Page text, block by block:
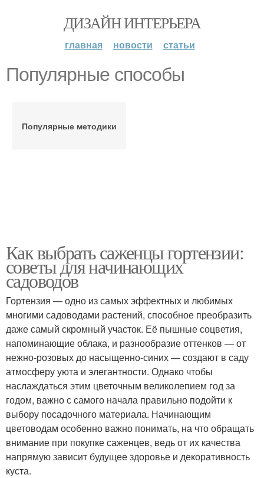
ДИЗАЙН ИНТЕРЬЕРА
главная новости статьи
Популярные способы
Популярные методики
Как выбрать саженцы гортензии:
советы для начинающих
садоводов
Гортензия — одно из самых эффектных и любимых
многими садоводами растений, способное преобразить
даже самый скромный участок. Её пышные соцветия,
напоминающие облака, и разнообразие оттенков — от
нежно-розовых до насыщенно-синих — создают в саду
атмосферу уюта и элегантности. Однако чтобы
наслаждаться этим цветочным великолепием год за
годом, важно с самого начала правильно подойти к
выбору посадочного материала. Начинающим
цветоводам особенно важно понимать, на что обращать
внимание при покупке саженцев, ведь от их качества
напрямую зависит будущее здоровье и декоративность
куста.